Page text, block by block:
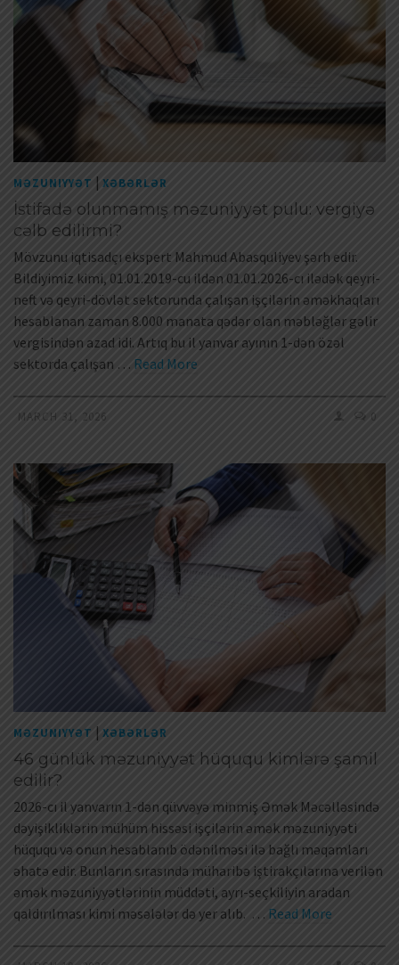
MƏZUNIYYƏT | XƏBƏRLƏR
İstifadə olunmamış məzuniyyət pulu: vergiyə
cəlb edilirmi?
Mövzunu iqtisadçı ekspert Mahmud Abasquliyev şərh edir.
Bildiyimiz kimi, 01.01.2019-cu ildən 01.01.2026-cı ilədək qeyri-
neft və qeyri-dövlət sektorunda çalışan işçilərin əməkhaqları
hesablanan zaman 8.000 manata qədər olan məbləğlər gəlir
vergisindən azad idi. Artıq bu il yanvar ayının 1-dən özəl
sektorda çalışan … Read More
MARCH 31, 2026 0
MƏZUNIYYƏT | XƏBƏRLƏR
46 günlük məzuniyyət hüququ kimlərə şamil
edilir?
2026-cı il yanvarın 1-dən qüvvəyə minmiş Əmək Məcəlləsində
dəyişikliklərin mühüm hissəsi işçilərin əmək məzuniyyəti
hüququ və onun hesablanıb ödənilməsi ilə bağlı məqamları
əhatə edir. Bunların sırasında müharibə iştirakçılarına verilən
əmək məzuniyyətlərinin müddəti, ayrı-seçkiliyin aradan
qaldırılması kimi məsələlər də yer alıb. … Read More